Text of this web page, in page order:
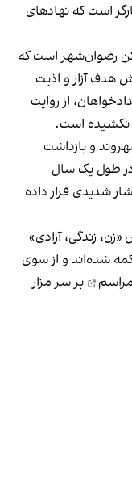
است که نهادهای
رضوان‌شهر است که
هدف آزار و اذیت
از روایت
است.
و بازداشت
طول یک سال
شدیدی قرار داده
‌زندگی، آزادی»
شده‌اند و از سوی
بر سر مزار